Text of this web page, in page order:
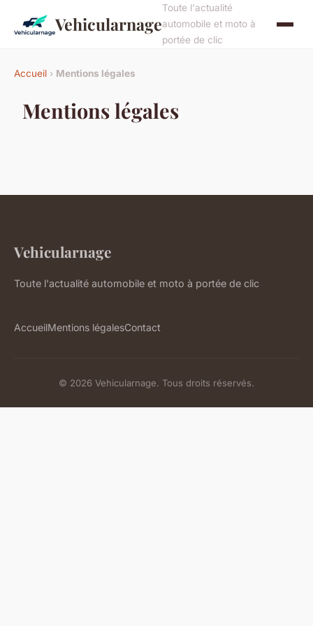
Vehicularnage
Toute l'actualité
automobile et moto à
portée de clic
Accueil › Mentions légales
Mentions légales
Vehicularnage
Toute l'actualité automobile et moto à portée de clic
AccueilMentions légalesContact
© 2026 Vehicularnage. Tous droits réservés.